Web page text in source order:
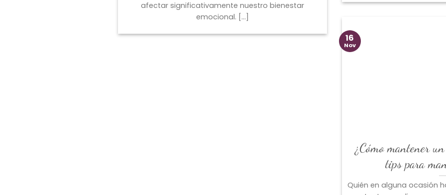
afectar significativamente nuestro bienestar
emocional. [...]
¿Cómo mantener
tips para
Quién en alguna ocasión
16
Nov